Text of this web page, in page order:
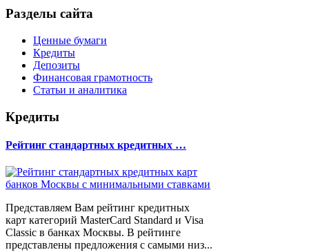
Разделы сайта
Ценные бумаги
Кредиты
Депозиты
Финансовая грамотность
Статьи и аналитика
Кредиты
Рейтинг стандартных кредитных …
Представляем Вам рейтинг кредитных
карт категорий MasterCard Standard и Visa
Classic в банках Москвы. В рейтинге
представлены предложения с самыми низ...